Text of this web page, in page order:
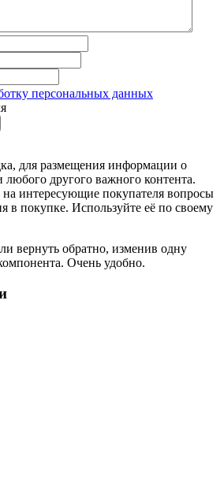
персональных данных
для размещения информации о
любого другого важного контента.
интересующие покупателя вопросы
в покупке. Используйте её по своему
вернуть обратно, изменив одну
Очень удобно.